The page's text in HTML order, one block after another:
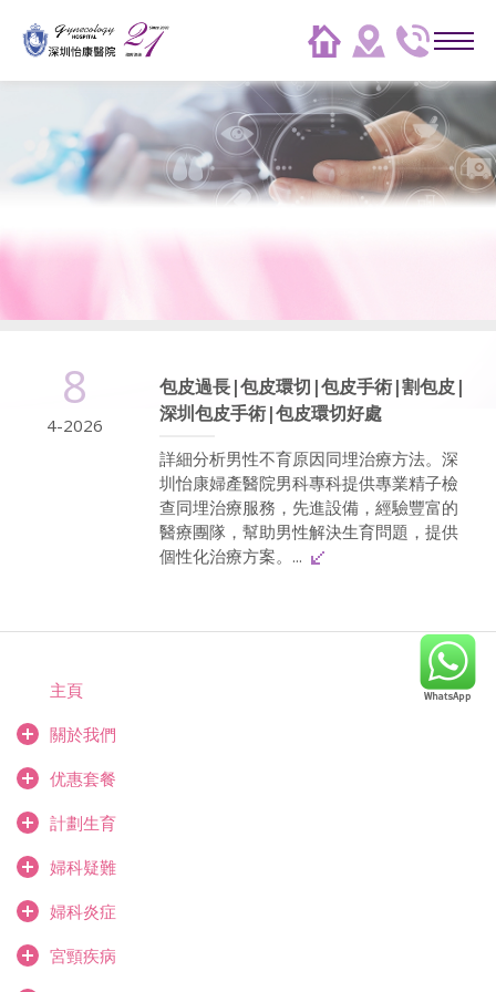
8
4-2026
包皮過長|包皮環切|包皮手術|割包皮|
深圳包皮手術|包皮環切好處
詳細分析男性不育原因同埋治療方法。深
圳怡康婦產醫院男科專科提供專業精子檢
查同埋治療服務，先進設備，經驗豐富的
醫療團隊，幫助男性解決生育問題，提供
個性化治療方案。...
主頁
關於我們
优惠套餐
計劃生育
婦科疑難
婦科炎症
宮頸疾病